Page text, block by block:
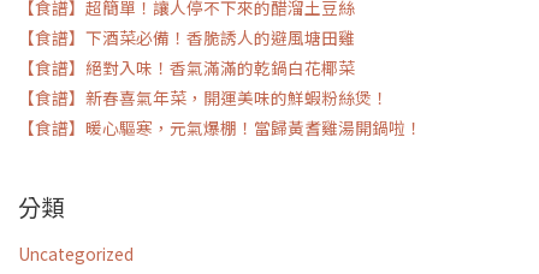
【食譜】超簡單！讓人停不下來的醋溜土豆絲
【食譜】下酒菜必備！香脆誘人的避風塘田雞
【食譜】絕對入味！香氣滿滿的乾鍋白花椰菜
【食譜】新春喜氣年菜，開運美味的鮮蝦粉絲煲！
【食譜】暖心驅寒，元氣爆棚！當歸黃耆雞湯開鍋啦！
分類
Uncategorized